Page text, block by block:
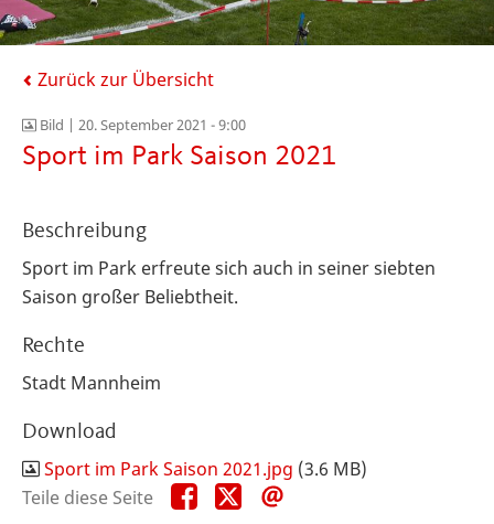
Zurück zur Übersicht
Bild | 20. September 2021 - 9:00
Sport im Park Saison 2021
Beschreibung
Sport im Park erfreute sich auch in seiner siebten
Saison großer Beliebtheit.
Rechte
Stadt Mannheim
Download
Sport im Park Saison 2021.jpg (3.6 MB)
Teile diese Seite
Teile
diese
Teile
diese